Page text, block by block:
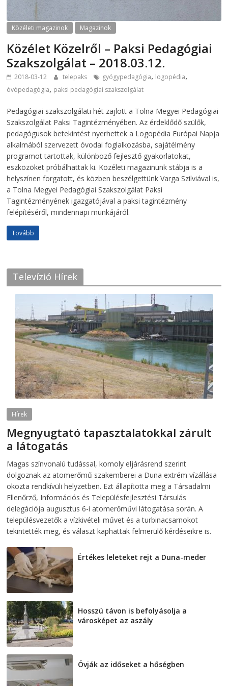
Közéleti magazinok Magazinok
Közélet Közelről – Paksi Pedagógiai
Szakszolgálat – 2018.03.12.
2018-03-12 telepaks gyógypedagógia, logopédia,
óvópedagógia, paksi pedagógiai szakszolgálat
Pedagógiai szakszolgálati hét zajlott a Tolna Megyei Pedagógiai
Szakszolgálat Paksi Tagintézményében. Az érdeklődő szülők,
pedagógusok betekintést nyerhettek a Logopédia Európai Napja
alkalmából szervezett óvodai foglalkozásba, sajátélmény
programot tartottak, különböző fejlesztő gyakorlatokat,
eszközöket próbálhattak ki. Közéleti magazinunk stábja is a
helyszínen forgatott, és közben beszélgettünk Varga Szilviával is,
a Tolna Megyei Pedagógiai Szakszolgálat Paksi
Tagintézményének igazgatójával a paksi tagintézmény
felépítéséről, mindennapi munkájáról.
Tovább
Televízió Hírek
Hírek
Megnyugtató tapasztalatokkal zárult
a látogatás
Magas színvonalú tudással, komoly eljárásrend szerint
dolgoznak az atomerőmű szakemberei a Duna extrém vízállása
okozta rendkívüli helyzetben. Ezt állapította meg a Társadalmi
Ellenőrző, Információs és Településfejlesztési Társulás
delegációja augusztus 6-i atomerőművi látogatása során. A
településvezetők a vízkivételi művet és a turbinacsarnokot
tekintették meg, és választ kaphattak felmerülő kérdéseikre is.
Értékes leleteket rejt a Duna-meder
Hosszú távon is befolyásolja a
városképet az aszály
Óvják az időseket a hőségben